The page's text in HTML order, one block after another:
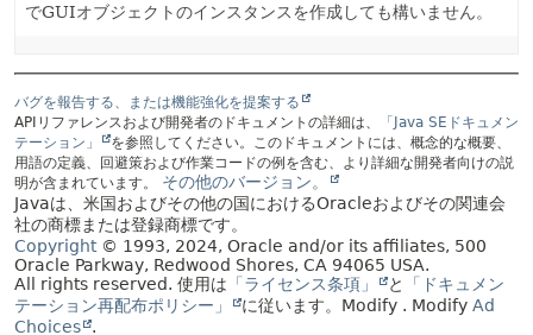
でGUIオブジェクトのインスタンスを作成しても構いません。
バグを報告する、または機能強化を提案する
APIリファレンスおよび開発者のドキュメントの詳細は、
「Java SEドキュメン
テーション」
を参照してください。このドキュメントには、概念的な概要、
用語の定義、回避策および作業コードの例を含む、より詳細な開発者向けの説
明が含まれています。
その他のバージョン。
Javaは、米国およびその他の国におけるOracleおよびその関連会
社の商標または登録商標です。
Copyright© 1993, 2024, Oracle and/or its affiliates, 500
Oracle Parkway, Redwood Shores, CA 94065 USA.
All rights reserved. 使用は 「ライセンス条項」 と
「ドキュメン
テーション再配布ポリシー」
に従います。 Modify . Modify Ad
Choices
.